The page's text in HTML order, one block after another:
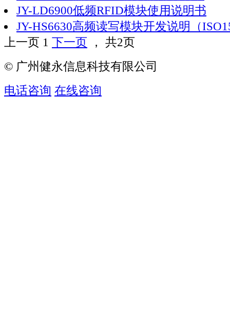
JY-LD6900低频RFID模块使用说明书
JY-HS6630高频读写模块开发说明（
上一页 1 下一页 ， 共2页
© 广州健永信息科技有限公司
电话咨询 在线咨询